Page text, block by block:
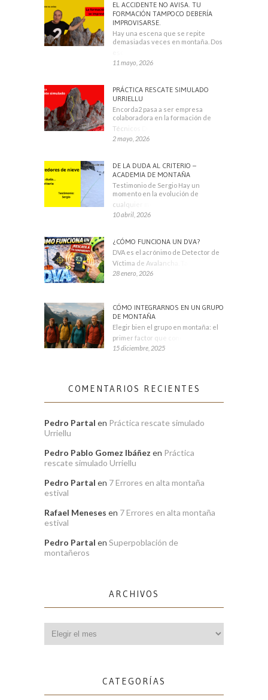
EL ACCIDENTE NO AVISA. TU
FORMACIÓN TAMPOCO DEBERÍA
IMPROVISARSE.
Hay una escena que se repite
demasiadas veces en montaña. Dos
11 mayo, 2026
PRÁCTICA RESCATE SIMULADO
URRIELLU
Encorda2 pasa a ser empresa
colaboradora en la formación de
Técnicos Deportivos
2 mayo, 2026
DE LA DUDA AL CRITERIO –
ACADEMIA DE MONTAÑA
Testimonio de Sergio Hay un
momento en la evolución de
cualquier montañero
10 abril, 2026
¿CÓMO FUNCIONA UN DVA?
DVA es el acrónimo de Detector de
Víctima de Avalancha. También se
28 enero, 2026
CÓMO INTEGRARNOS EN UN GRUPO
DE MONTAÑA
Elegir bien el grupo en montaña: el
primer factor que condiciona tu
15 diciembre, 2025
COMENTARIOS RECIENTES
Pedro Partal en Práctica rescate simulado
Urriellu
Pedro Pablo Gomez Ibáñez en Práctica
rescate simulado Urriellu
Pedro Partal en 7 Errores en alta montaña
estival
Rafael Meneses en 7 Errores en alta montaña
estival
Pedro Partal en Superpoblación de
montañeros
ARCHIVOS
CATEGORÍAS